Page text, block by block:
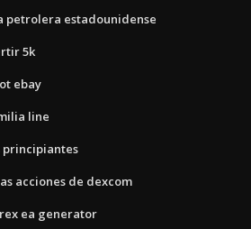
petrolera estadounidense
5k
ebay
line
principiantes
acciones de dexcom
ea generator